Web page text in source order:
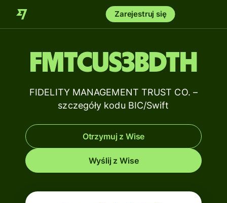
Zarejestruj się
FMTCUS3BDTH
FIDELITY MANAGEMENT TRUST CO. –
szczegóły kodu BIC/Swift
Otrzymuj z Wise
Wyślij z Wise